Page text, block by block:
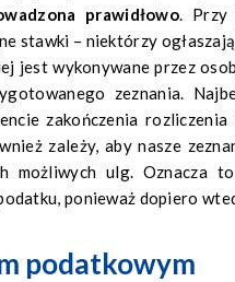
prawidłowo. Przy
stawki – niektórzy
jest wykonywane przez
zeznania.
zakończenia
zależy, aby nasze
możliwych ulg.
ponieważ dopiero
podatkowym